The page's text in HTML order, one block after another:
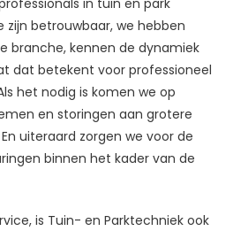
in tuin en park
zijn betrouwbaar, we hebben
branche, kennen de dynamiek
dat betekent voor professioneel
het nodig is komen we op
en storingen aan grotere
uiteraard zorgen we voor de
binnen het kader van de
is Tuin- en Parktechniek ook